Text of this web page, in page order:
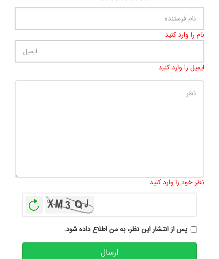
نام را وارد کنید
ایمیل را وارد کنید
نظر خود را وارد کنید
پس از انتشار این نظر، به من اطلاع داده شود.
ارسال